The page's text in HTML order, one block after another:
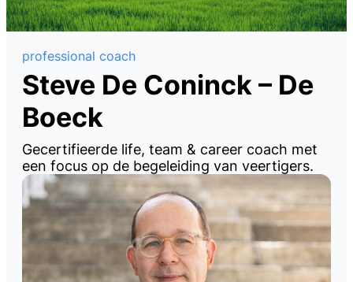
professional coach
Steve De Coninck – De
Boeck
Gecertifieerde life, team & career coach met
een focus op de begeleiding van veertigers.